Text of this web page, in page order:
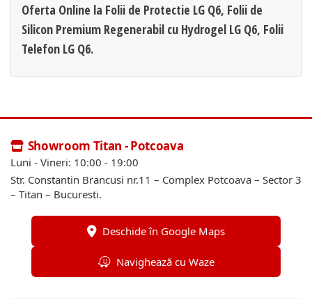
Oferta Online la Folii de Protectie LG Q6, Folii de
Silicon Premium Regenerabil cu Hydrogel LG Q6, Folii
Telefon LG Q6.
Showroom Titan - Potcoava
Luni - Vineri: 10:00 - 19:00
Str. Constantin Brancusi nr.11 – Complex Potcoava – Sector 3
– Titan – Bucuresti.
Deschide în Google Maps
Navighează cu Waze